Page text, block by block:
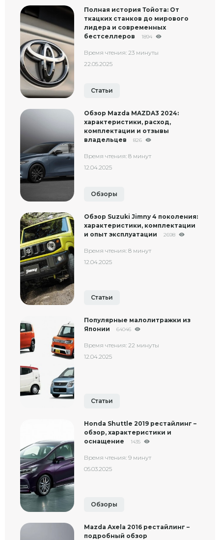
Полная история Тойота: От
ткацких станков до мирового
лидера и современных
бестселлеров
1894
Время чтения: 23 минуты
22.05.2025
Статьи
Обзор Mazda MAZDA3 2024:
характеристики, расход,
комплектации и отзывы
владельцев
826
Время чтения: 8 минут
12.04.2025
Обзоры
Обзор Suzuki Jimny 4 поколения:
характеристики, комплектации
и опыт эксплуатации
2698
Время чтения: 8 минут
12.04.2025
Статьи
Популярные малолитражки из
Японии
64046
Время чтения: 22 минуты
12.04.2025
Статьи
Honda Shuttle 2019 рестайлинг –
обзор, характеристики и
оснащение
1435
Время чтения: 9 минут
05.03.2025
Обзоры
Mazda Axela 2016 рестайлинг –
подробный обзор